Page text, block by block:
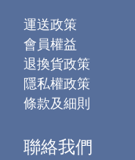
運送政策
會員權益
退換貨政策
隱私權政策
條款及細則
聯絡我們